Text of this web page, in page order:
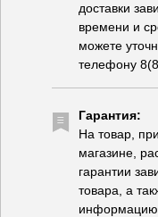
доставки
времени и
можете
телефону
Гарантия:
На товар,
магазине,
гарантии
товара, а
информацию